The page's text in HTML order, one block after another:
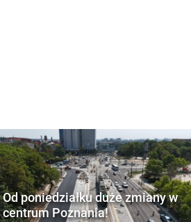
Od poniedziałku duże zmiany w
centrum Poznania!